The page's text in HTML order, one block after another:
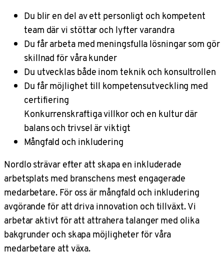
Du blir en del av ett personligt och kompetent
team där vi stöttar och lyfter varandra
Du får arbeta med meningsfulla lösningar som gör
skillnad för våra kunder
Du utvecklas både inom teknik och konsultrollen
Du får möjlighet till kompetensutveckling med
certifiering
Konkurrenskraftiga villkor och en kultur där
balans och trivsel är viktigt
Mångfald och inkludering
Nordlo strävar efter att skapa en inkluderade
arbetsplats med branschens mest engagerade
medarbetare. För oss är mångfald och inkludering
avgörande för att driva innovation och tillväxt. Vi
arbetar aktivt för att attrahera talanger med olika
bakgrunder och skapa möjligheter för våra
medarbetare att växa.